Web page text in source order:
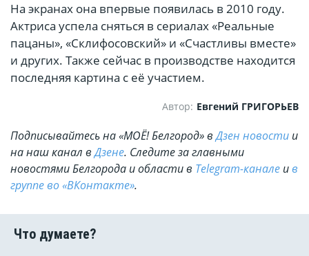
На экранах она впервые появилась в 2010 году.
Актриса успела сняться в сериалах «Реальные
пацаны», «Склифосовский» и «Счастливы вместе»
и других. Также сейчас в производстве находится
последняя картина с её участием.
Автор: Евгений ГРИГОРЬЕВ
Подписывайтесь на «МОЁ! Белгород» вДзен новости и
на наш канал вДзене. Cледите за главными
новостями Белгорода и области в Telegram-канале ив
группе во «ВКонтакте».